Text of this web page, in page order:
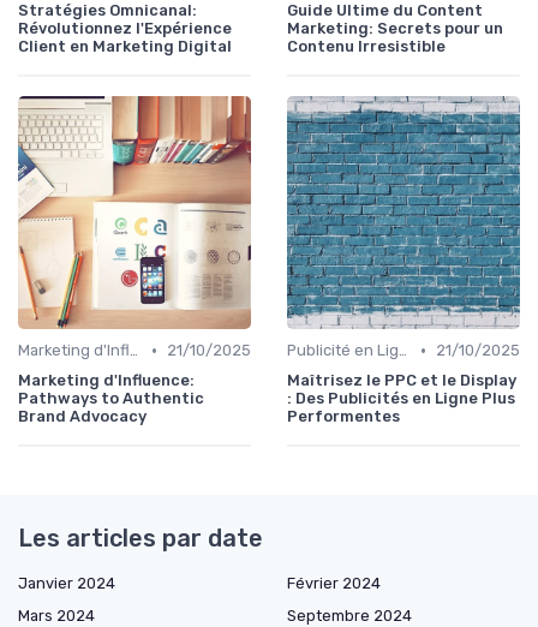
Stratégies Omnicanal:
Révolutionnez l'Expérience
Client en Marketing Digital
Guide Ultime du Content
Marketing: Secrets pour un
Contenu Irresistible
Marketing d'Influence •
21/10/2025
Marketing d'Influence:
Pathways to Authentic
Brand Advocacy
Publicité en Ligne (PPC, Display) •
21/10/2025
Maîtrisez le PPC et le Display
: Des Publicités en Ligne Plus
Performentes
Les articles par date
Janvier 2024
Février 2024
Mars 2024
Septembre 2024